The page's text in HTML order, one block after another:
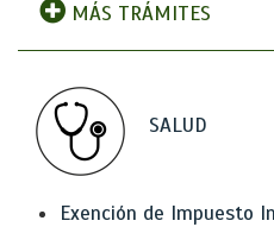
MÁS TRÁMITES
SALUD
Exención de Impuesto